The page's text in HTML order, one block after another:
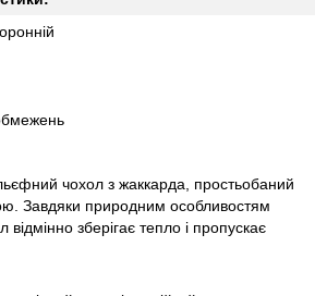
чохол з жаккарда, простьобаний
Завдяки природним особливостям
відмінно зберігає тепло і пропускає